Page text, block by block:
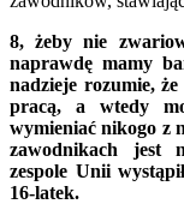
8, żeby nie
naprawdę mamy
nadzieje rozumie,
pracą, a wtedy
wymieniać nikogo z
zawodnikach jest
zespole Unii
16-latek.